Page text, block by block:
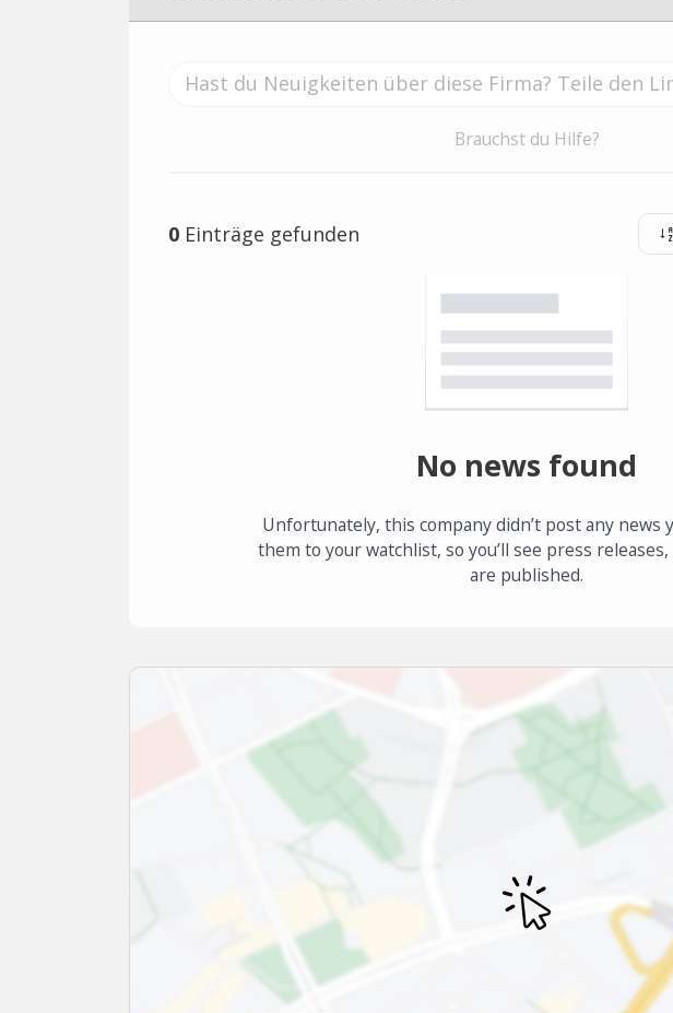
Brauchst du Hilfe?
0 Einträge gefunden
No news found
Unfortunately, this company didn’t post any news
them to your watchlist, so you’ll see press
are published.